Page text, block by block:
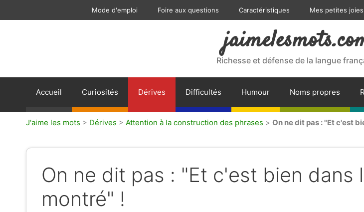
Mode d'emploi Foire aux questions Caractéristiques Mes petites joies
Richesse et défense de la langue
Accueil Curiosités Dérives Difficultés Humour Noms propres
J'aime les mots > Dérives > Attention à la construction des phrases > On ne dit pas : "Et c'est
On ne dit pas : "Et c'est bien dans
montré" !